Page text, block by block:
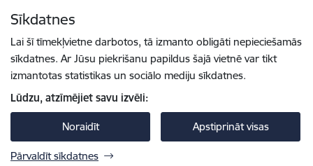
Sīkdatnes
Lai šī tīmekļvietne darbotos, tā izmanto obligāti nepieciešamās
sīkdatnes. Ar Jūsu piekrišanu papildus šajā vietnē var tikt
izmantotas statistikas un sociālo mediju sīkdatnes.
Lūdzu, atzīmējiet savu izvēli:
Noraidīt Apstiprināt visas
Pārvaldīt sīkdatnes